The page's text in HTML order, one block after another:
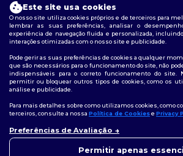
2026. Todos os direitos reservados
Termos e Condições|Política de personalização
|Política de cookies|Mapa do Site
Siga-nos
Este site usa cookies
O nosso site utiliza cookies próprios e de terceiros para
lembrar as suas preferências, analisar o
experiência de navegação fluida e personalizada,
interações otimizadas com o nosso site e publicidade.
Pode gerir as suas preferências de cookies a qualquer
que são necessários para o funcionamento do site, não
indispensáveis para o correto funcionamento do site.
permitir ou bloquear outros tipos de cookies, como os
análise e publicidade.
Para mais detalhes sobre como utilizamos cookies, como
terceiros, consulte a nossa Política de Cookiese Privacy
Preferências de Avaliação
Permitir apenasquestão, pode